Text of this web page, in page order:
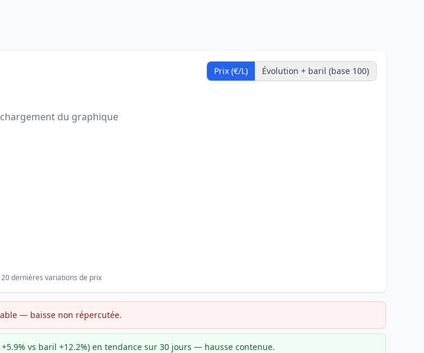
Prix (€/L) Évolution + baril (base 100)
du graphique
dernières variations de prix
— baisse non répercutée.
vs baril +12.2%) en tendance sur 30 jours — hausse contenue.